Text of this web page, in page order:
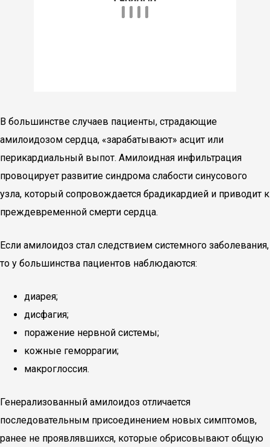
В большинстве случаев пациенты, страдающие
амилоидозом сердца, «зарабатывают» асцит или
перикардиальный выпот. Амилоидная инфильтрация
провоцирует развитие синдрома слабости синусового
узла, который сопровождается брадикардией и приводит к
преждевременной смерти сердца.
Если амилоидоз стал следствием системного заболевания,
то у большинства пациентов наблюдаются:
диарея;
дисфагия;
поражение нервной системы;
кожные геморрагии;
макроглоссия.
Генерализованный амилоидоз отличается
последовательным присоединением новых симптомов,
ранее не проявлявшихся, которые обрисовывают общую